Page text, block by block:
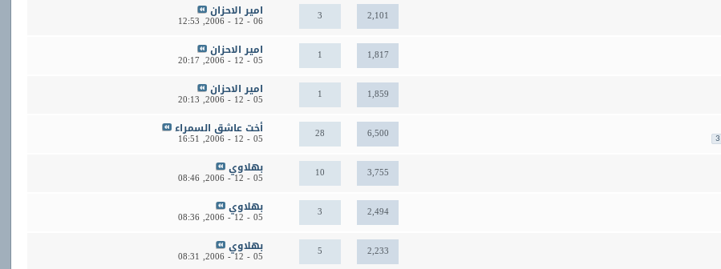
3 2,101 امير الاحزان
06 - 12 - 2006,
12:53
1 1,817 امير الاحزان
05 - 12 - 2006,
20:17
1 1,859 امير الاحزان
05 - 12 - 2006,
20:13
3
28 6,500 أخت عاشق السمراء
05 - 12 - 2006,
16:51
10 3,755 بهلاوي
05 - 12 - 2006,
08:46
3 2,494 بهلاوي
05 - 12 - 2006,
08:36
5 2,233 بهلاوي
05 - 12 - 2006,
08:31